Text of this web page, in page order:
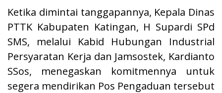
Ketika dimintai tanggapannya, Kepala Dinas
PTTK Kabupaten Katingan, H Supardi SPd
SMS, melalui Kabid Hubungan Industrial
Persyaratan Kerja dan Jamsostek, Kardianto
SSos, menegaskan komitmennya untuk
segera mendirikan Pos Pengaduan tersebut